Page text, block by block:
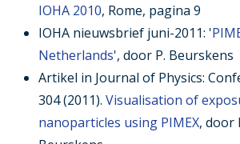
IOHA 2010, Rome, pagina 9
IOHA nieuwsbrief juni-2011: '
Netherlands', door P. Beurskens
Artikel in Journal of Physics:
304 (2011). Visualisation of
nanoparticles using PIMEX, door